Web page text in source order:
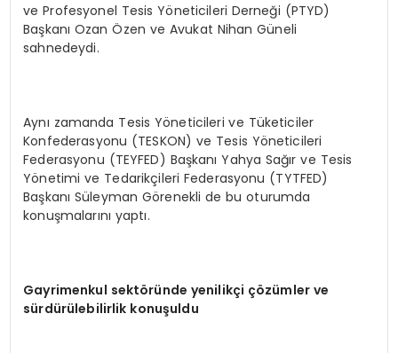
ve Profesyonel Tesis Yöneticileri Derneği (PTYD)
Başkanı Ozan Özen ve Avukat Nihan Güneli
sahnedeydi.
Aynı zamanda Tesis Yöneticileri ve Tüketiciler
Konfederasyonu (TESKON) ve Tesis Yöneticileri
Federasyonu (TEYFED) Başkanı Yahya Sağır ve Tesis
Yönetimi ve Tedarikçileri Federasyonu (TYTFED)
Başkanı Süleyman Görenekli de bu oturumda
konuşmalarını yaptı.
Gayrimenkul sektöründe yenilikçi çözümler ve
sürdürülebilirlik konuşuldu